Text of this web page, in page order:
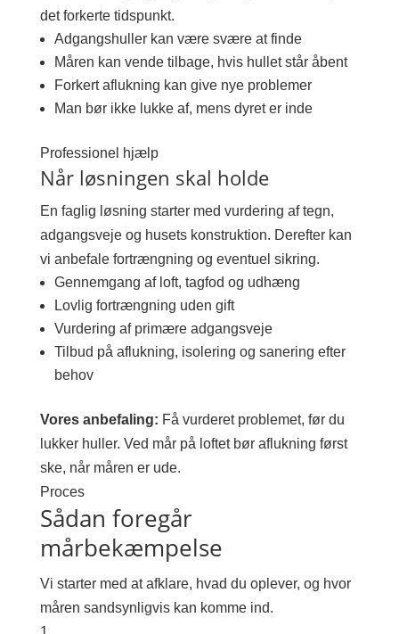
det forkerte tidspunkt.
Adgangshuller kan være svære at finde
Måren kan vende tilbage, hvis hullet står åbent
Forkert aflukning kan give nye problemer
Man bør ikke lukke af, mens dyret er inde
Professionel hjælp
Når løsningen skal holde
En faglig løsning starter med vurdering af tegn,
adgangsveje og husets konstruktion. Derefter kan
vi anbefale fortrængning og eventuel sikring.
Gennemgang af loft, tagfod og udhæng
Lovlig fortrængning uden gift
Vurdering af primære adgangsveje
Tilbud på aflukning, isolering og sanering efter
behov
Vores anbefaling: Få vurderet problemet, før du
lukker huller. Ved mår på loftet bør aflukning først
ske, når måren er ude.
Proces
Sådan foregår
mårbekæmpelse
Vi starter med at afklare, hvad du oplever, og hvor
måren sandsynligvis kan komme ind.